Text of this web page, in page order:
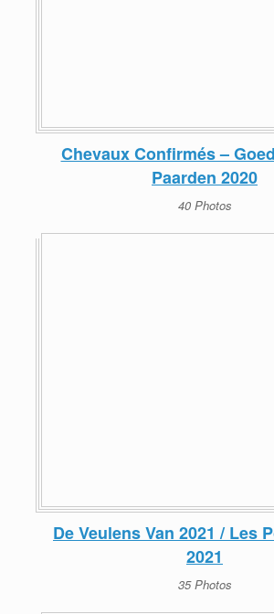
Chevaux Confirmés –
Paarden 2020
40 Photos
De Veulens Van 2021 / Les
2021
35 Photos